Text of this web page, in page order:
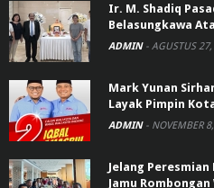
Ir. M. Shadiq
Belasungkawa
ADMIN - AGUSTUS
Mark Yunan
Layak Pimpin
ADMIN - NOVEMBER
Jelang Peresmian
Jamu